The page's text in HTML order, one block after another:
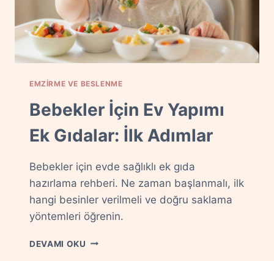
EMZIRME VE BESLENME
Bebekler İçin Ev Yapımı
Ek Gıdalar: İlk Adımlar
Bebekler için evde sağlıklı ek gıda
hazırlama rehberi. Ne zaman başlanmalı, ilk
hangi besinler verilmeli ve doğru saklama
yöntemleri öğrenin.
DEVAMI OKU BEBEKLER